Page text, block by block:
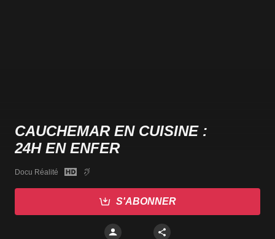
CAUCHEMAR EN CUISINE :
24H EN ENFER
Docu Réalité
S'ABONNER